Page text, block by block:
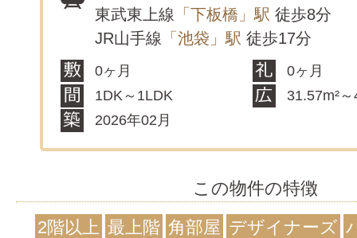
東武東上線 「下板橋」駅 徒歩8分
JR山手線 「池袋」駅 徒歩17分
0ヶ月
0ヶ月
1DK～1LDK
31.57m²
2026年02月
この物件の特徴
2階以上 最上階 角部屋 デザイナーズ